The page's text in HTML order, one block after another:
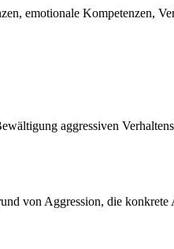
emotionale Kompetenzen,
aggressiven
von Aggression, die